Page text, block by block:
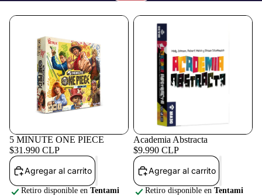
5 MINUTE ONE PIECE
$31.990 CLP
Agregar al carrito
Retiro disponible en Tentami
Academia Abstracta
$9.990 CLP
Agregar al carrito
Retiro disponible en Tentami